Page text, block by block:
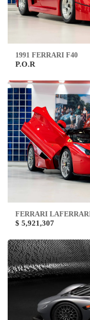
1991 FERRARI F40
P.O.R
FERRARI
$ 5,921,307